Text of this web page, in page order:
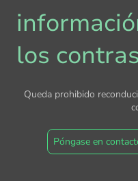
los
Queda prohibido
Póngase en